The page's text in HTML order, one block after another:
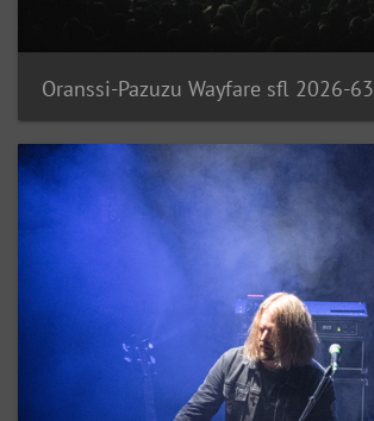
Oranssi-Pazuzu Wayfare sfl 2026-63